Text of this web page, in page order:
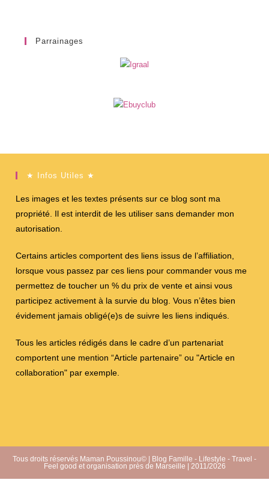
Parrainages
★ Infos Utiles ★
Les images et les textes présents sur ce blog sont ma
propriété. Il est interdit de les utiliser sans demander mon
autorisation.
Certains articles comportent des liens issus de l’affiliation,
lorsque vous passez par ces liens pour commander vous me
permettez de toucher un % du prix de vente et ainsi vous
participez activement à la survie du blog. Vous n’êtes bien
évidement jamais obligé(e)s de suivre les liens indiqués.
Tous les articles rédigés dans le cadre d’un partenariat
comportent une mention “Article partenaire” ou "Article en
collaboration" par exemple.
Tous droits réservés Maman Poussinou© | Blog Famille - Lifestyle - Travel -
Feel good et organisation près de Marseille | 2011/2026